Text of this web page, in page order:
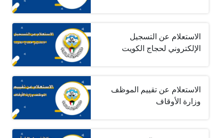
الاستعلام عن التسجيل
الإلكتروني لحجاج الكويت
الاستعلام عن تقييم الموظف
وزارة الأوقاف